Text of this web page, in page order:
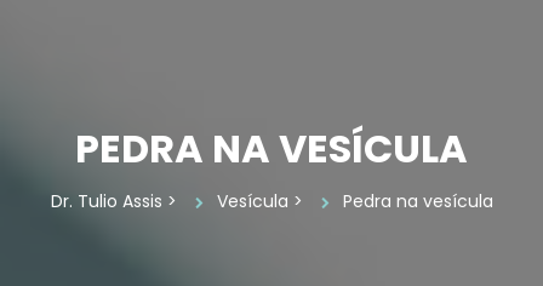
PEDRA NA VESÍCULA
Dr. Tulio Assi > Vesícula > Pedra na vesícula